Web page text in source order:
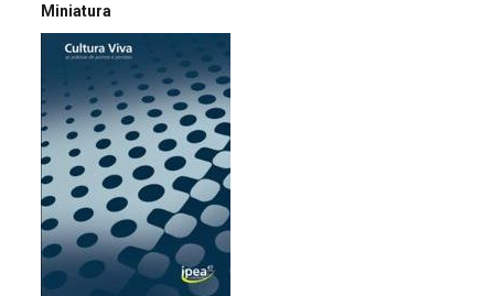
Miniatura